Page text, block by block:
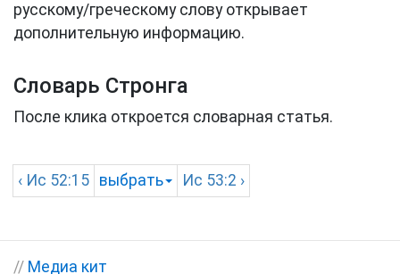
русскому/греческому слову открывает
дополнительную информацию.
Словарь Стронга
После клика откроется словарная статья.
‹ Ис 52:15 выбрать Ис 53:2 ›
// Медиа кит